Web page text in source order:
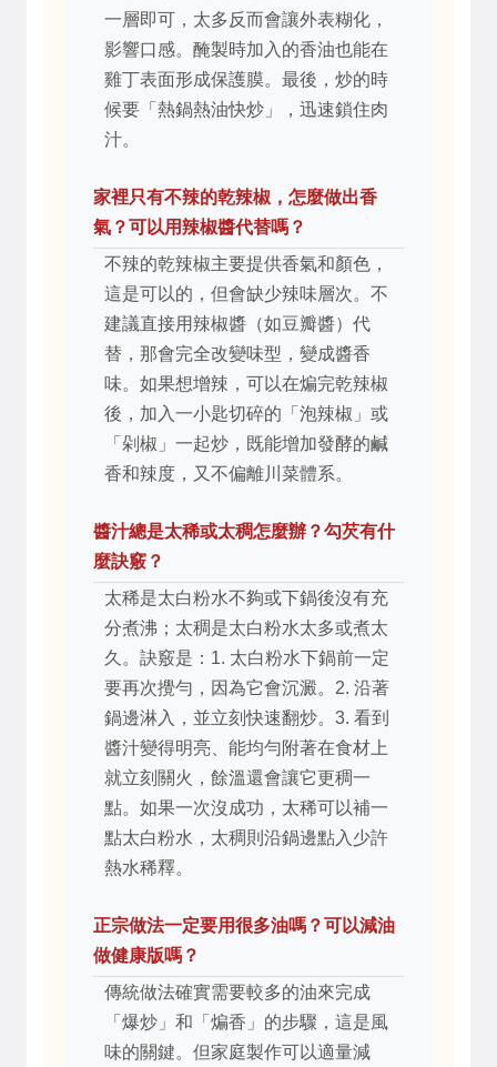
一層即可，太多反而會讓外表糊化，
影響口感。醃製時加入的香油也能在
雞丁表面形成保護膜。最後，炒的時
候要「熱鍋熱油快炒」，迅速鎖住肉
汁。
家裡只有不辣的乾辣椒，怎麼做出香
氣？可以用辣椒醬代替嗎？
不辣的乾辣椒主要提供香氣和顏色，
這是可以的，但會缺少辣味層次。不
建議直接用辣椒醬（如豆瓣醬）代
替，那會完全改變味型，變成醬香
味。如果想增辣，可以在煸完乾辣椒
後，加入一小匙切碎的「泡辣椒」或
「剁椒」一起炒，既能增加發酵的鹹
香和辣度，又不偏離川菜體系。
醬汁總是太稀或太稠怎麼辦？勾芡有什
麼訣竅？
太稀是太白粉水不夠或下鍋後沒有充
分煮沸；太稠是太白粉水太多或煮太
久。訣竅是：1. 太白粉水下鍋前一定
要再次攪勻，因為它會沉澱。2. 沿著
鍋邊淋入，並立刻快速翻炒。3. 看到
醬汁變得明亮、能均勻附著在食材上
就立刻關火，餘溫還會讓它更稠一
點。如果一次沒成功，太稀可以補一
點太白粉水，太稠則沿鍋邊點入少許
熱水稀釋。
正宗做法一定要用很多油嗎？可以減油
做健康版嗎？
傳統做法確實需要較多的油來完成
「爆炒」和「煸香」的步驟，這是風
味的關鍵。但家庭製作可以適量減